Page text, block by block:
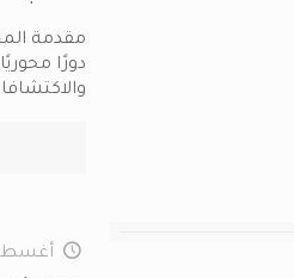
مقدمة
دورًا
أغسطس